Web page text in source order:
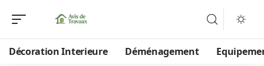
Décoration Interieure Déménagement